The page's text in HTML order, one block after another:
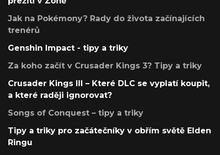
Jak na Pokémony? Rady do života začínajících
trenérů
Genshin Impact - tipy a triky
Za koho začít v Crusader Kings 3? Tipy a triky
Crusader Kings III – Které DLC se vyplatí koupit,
a které raději ignorovat?
Songs of Conquest – tipy a triky
Tipy a triky pro začátečníky v obřím světě Elden
Ringu